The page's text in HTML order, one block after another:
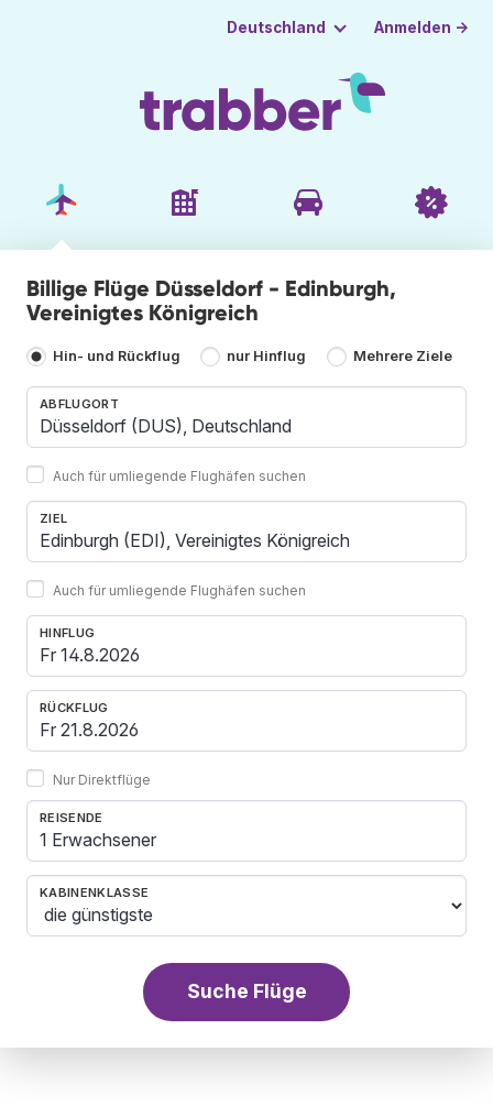
Deutschland Anmelden →
Billige Flüge Düsseldorf - Edinburgh,
Vereinigtes Königreich
Hin- und Rückflug nur Hinflug Mehrere Ziele
ABFLUGORT
Auch für umliegende Flughäfen suchen
ZIEL
Auch für umliegende Flughäfen suchen
HINFLUG
RÜCKFLUG
Nur Direktflüge
REISENDE
1 Erwachsener
KABINENKLASSE
Suche Flüge